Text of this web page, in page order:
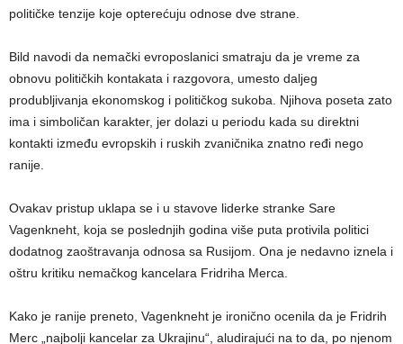
političke tenzije koje opterećuju odnose dve strane.
Bild navodi da nemački evroposlanici smatraju da je vreme za
obnovu političkih kontakata i razgovora, umesto daljeg
produbljivanja ekonomskog i političkog sukoba. Njihova poseta zato
ima i simboličan karakter, jer dolazi u periodu kada su direktni
kontakti između evropskih i ruskih zvaničnika znatno ređi nego
ranije.
Ovakav pristup uklapa se i u stavove liderke stranke Sare
Vagenkneht, koja se poslednjih godina više puta protivila politici
dodatnog zaoštravanja odnosa sa Rusijom. Ona je nedavno iznela i
oštru kritiku nemačkog kancelara Fridriha Merca.
Kako je ranije preneto, Vagenkneht je ironično ocenila da je Fridrih
Merc „najbolji kancelar za Ukrajinu“, aludirajući na to da, po njenom